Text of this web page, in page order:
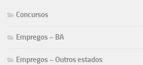
Concursos
Empregos – BA
Empregos – Outros estados